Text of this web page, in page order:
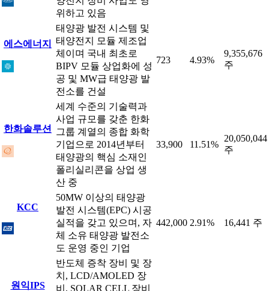
위하고 있음
에스에너지
태양광 발전 시스템 및
태양전지 모듈 제조업
체이며 국내 최초로
BIPV 모듈 상업화에 성
공 및 MW급 태양광 발
전소를 건설
723 4.93%
9,355,676
주
한화솔루션
세계 수준의 기술력과
사업 규모를 갖춘 한화
그룹 계열의 종합 화학
기업으로 2014년부터
태양광의 핵심 소재인
폴리실리콘을 상업 생
산 중
33,900 11.51%
20,050,044
주
KCC
50MW 이상의 태양광
발전 시스템(EPC) 시공
실적을 갖고 있으며, 자
체 소유 태양광 발전소
도 운영 중인 기업
442,000 2.91% 16,441 주
원익IPS
반도체 증착 장비 및 장
치, LCD/AMOLED 장
비, SOLAR CELL 장비